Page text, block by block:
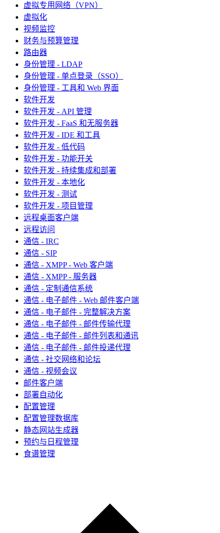
虚拟专用网络（VPN）
虚拟化
视频监控
财务与预算管理
路由器
身份管理 - LDAP
身份管理 - 单点登录（SSO）
身份管理 - 工具和 Web 界面
软件开发
软件开发 - API 管理
软件开发 - FaaS 和无服务器
软件开发 - IDE 和工具
软件开发 - 低代码
软件开发 - 功能开关
软件开发 - 持续集成和部署
软件开发 - 本地化
软件开发 - 测试
软件开发 - 项目管理
远程桌面客户端
远程访问
通信 - IRC
通信 - SIP
通信 - XMPP - Web 客户端
通信 - XMPP - 服务器
通信 - 定制通信系统
通信 - 电子邮件 - Web 邮件客户端
通信 - 电子邮件 - 完整解决方案
通信 - 电子邮件 - 邮件传输代理
通信 - 电子邮件 - 邮件列表和通讯
通信 - 电子邮件 - 邮件投递代理
通信 - 社交网络和论坛
通信 - 视频会议
邮件客户端
部署自动化
配置管理
配置管理数据库
静态网站生成器
预约与日程管理
食谱管理